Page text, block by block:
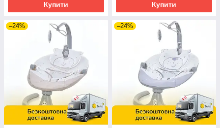
Купити Купити
–24% –24%